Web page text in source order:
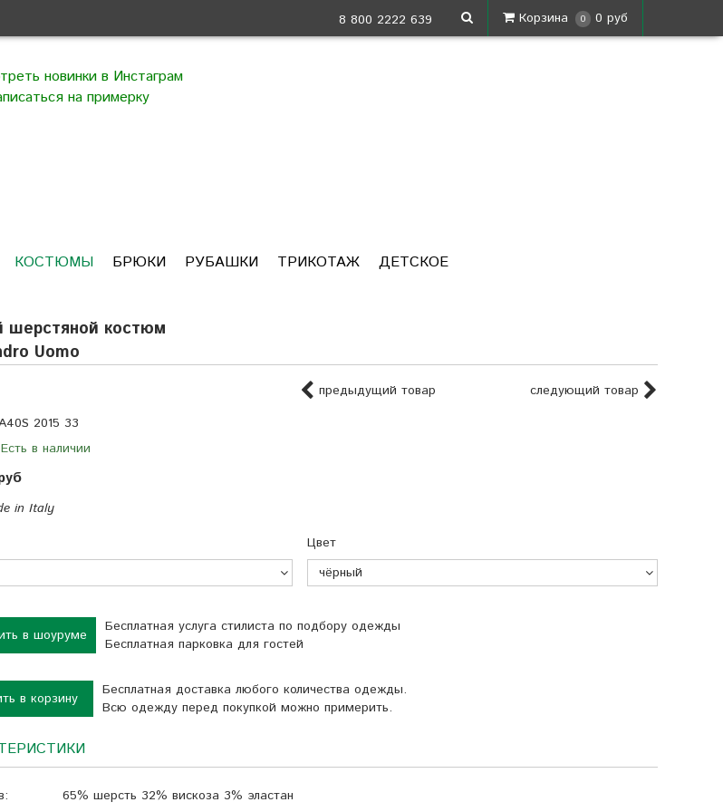
Корзина 0 0 руб
8 800 2222 639
новинки в Инстаграм
на примерку
КОСТЮМЫ БРЮКИ РУБАШКИ ТРИКОТАЖ ДЕТСКОЕ
шерстяной костюм
Uomo
предыдущий товар
следующий товар
2015 33
Есть в наличии
in Italy
Цвет
в шоуруме
Бесплатная услуга стилиста по подбору одежды
Бесплатная парковка для гостей
в корзину
Бесплатная доставка любого количества одежды.
Всю одежду перед покупкой можно примерить.
65% шерсть 32% вискоза 3% эластан